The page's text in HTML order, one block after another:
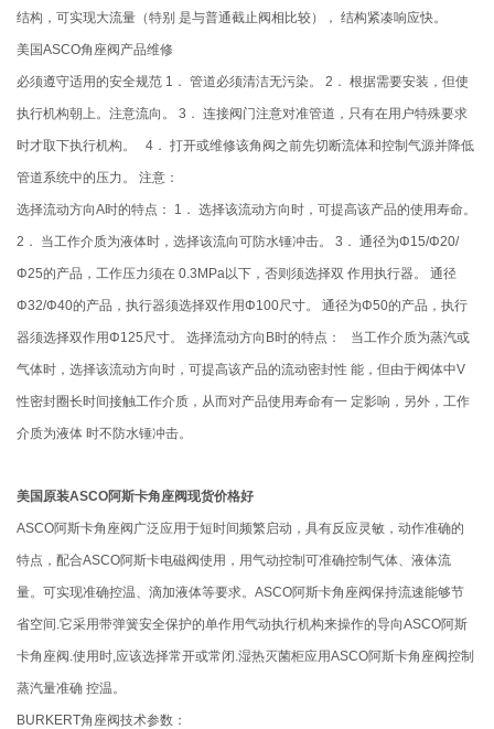
结构，可实现大流量（特别 是与普通截止阀相比较）， 结构紧凑响应快。
美国ASCO角座阀产品维修
必须遵守适用的安全规范 1． 管道必须清洁无污染。 2． 根据需要安装，但使
执行机构朝上。注意流向。 3． 连接阀门注意对准管道，只有在用户特殊要求
时才取下执行机构。 4． 打开或维修该角阀之前先切断流体和控制气源并降低
管道系统中的压力。 注意：
选择流动方向A时的特点： 1． 选择该流动方向时，可提高该产品的使用寿命。
2． 当工作介质为液体时，选择该流向可防水锤冲击。 3． 通径为Φ15/Φ20/
Φ25的产品，工作压力须在 0.3MPa以下，否则须选择双 作用执行器。 通径
Φ32/Φ40的产品，执行器须选择双作用Φ100尺寸。 通径为Φ50的产品，执行
器须选择双作用Φ125尺寸。 选择流动方向B时的特点： 当工作介质为蒸汽或
气体时，选择该流动方向时，可提高该产品的流动密封性 能，但由于阀体中V
性密封圈长时间接触工作介质，从而对产品使用寿命有一 定影响，另外，工作
介质为液体 时不防水锤冲击。
美国原装ASCO阿斯卡角座阀现货价格好
ASCO阿斯卡角座阀广泛应用于短时间频繁启动，具有反应灵敏，动作准确的
特点，配合ASCO阿斯卡电磁阀使用，用气动控制可准确控制气体、液体流
量。可实现准确控温、滴加液体等要求。ASCO阿斯卡角座阀保持流速能够节
省空间.它采用带弹簧安全保护的单作用气动执行机构来操作的导向ASCO阿斯
卡角座阀.使用时,应该选择常开或常闭.湿热灭菌柜应用ASCO阿斯卡角座阀控制
蒸汽量准确 控温。
BURKERT角座阀技术参数：